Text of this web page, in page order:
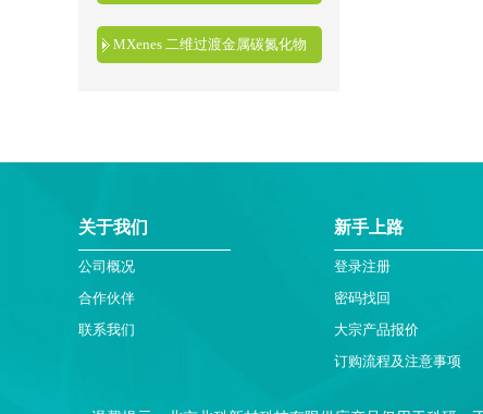
MXenes 二维过渡金属碳氮化物
关于我们
公司概况
合作伙伴
联系我们
新手上路
登录注册
密码找回
大宗产品报价
订购流程及注意事项